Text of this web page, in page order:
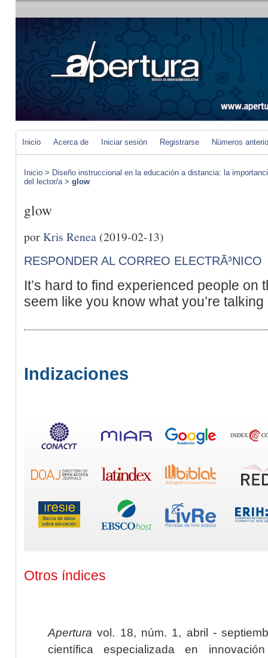
Inicio Acerca de Iniciar sesión Registrarse Números
Inicio > Diseño instruccional en la educación a distancia: la
del lector/a> glow
glow
porKris Renea (2019-02-13)
RESPONDER AL CORREO ELECTRÃ³NICO
It’s hard to find experienced people on
seem like you know what you’re
Indizaciones
Otros índices
Apertura vol. 18, núm. 1, abril -
científica especializada en